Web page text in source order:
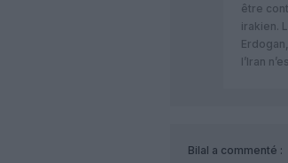
être
irakien.
l’Iran
Bilal a commenté :